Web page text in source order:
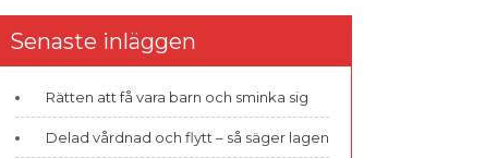
Senaste inläggen
Rätten att få vara barn och sminka sig
Delad vårdnad och flytt – så säger lagen